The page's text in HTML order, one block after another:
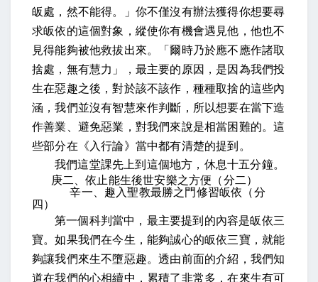
皈處，然不能得。」你不僅沒有辦法獲得你想要尋
求皈依的這個對象，縱使你有機會遇見他，他也不
見得能夠被他救拔出來。「爾時乃於應不應作諸取
捨處，無有慧力」，最主要的原因，是因為我們投
生在惡趣之後，對於該不該作，種種取捨的這些內
涵，我們並沒有智慧來作判斷，所以想要在當下造
作善業、避免惡業，對我們來說是相當困難的。這
些部分在《入行論》當中都有清楚的提到。
我們這堂課先上到這個地方，休息十五分鐘。
庚二、依止能生後世安樂之方便（分二）
辛一、趣入聖教最勝之門修習皈依（分
四）
第一個科判當中，最主要提到的內容是皈依三
寶。如果我們在今生，能夠誠心的皈依三寶，就能
夠讓我們來生不墮惡趣。透由前面的介紹，我們知
道在我們的心相續中，累積了非常多，在來生有可